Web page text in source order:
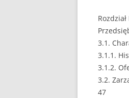
3.1.
3.1.1.
3.1.2.
3.2.
47